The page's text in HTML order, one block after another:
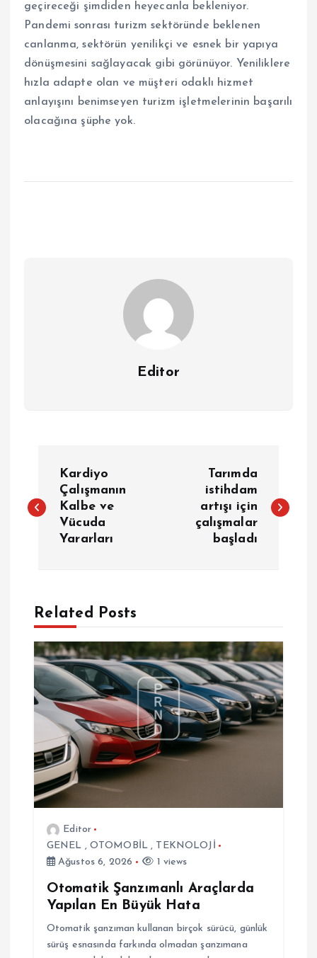
geçireceği şimdiden heyecanla bekleniyor.
Pandemi sonrası turizm sektöründe beklenen
canlanma, sektörün yenilikçi ve esnek bir yapıya
dönüşmesini sağlayacak gibi görünüyor. Yeniliklere
hızla adapte olan ve müşteri odaklı hizmet
anlayışını benimseyen turizm işletmelerinin başarılı
olacağına şüphe yok.
Editor
a
g
e
z
n
m
e
Kardiyo
Çalışmanın
Kalbe ve
Vücuda
Yararları
Tarımda
istihdam
artışı için
çalışmalar
başladı
Related Posts
Editor
GENEL , OTOMOBİL , TEKNOLOJİ
Ağustos 6, 2026
1 views
Otomatik Şanzımanlı Araçlarda
Yapılan En Büyük Hata
Otomatik şanzıman kullanan birçok sürücü, günlük
sürüş esnasında farkında olmadan şanzımana